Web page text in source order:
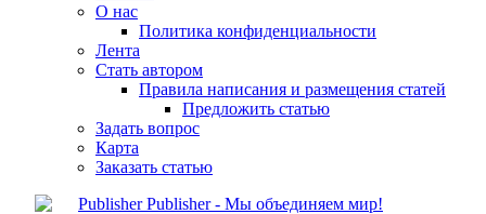
О нас
Политика конфиденциальности
Лента
Стать автором
Правила написания и размещения статей
Предложить статью
Задать вопрос
Карта
Заказать статью
Publisher - Мы объединяем мир!